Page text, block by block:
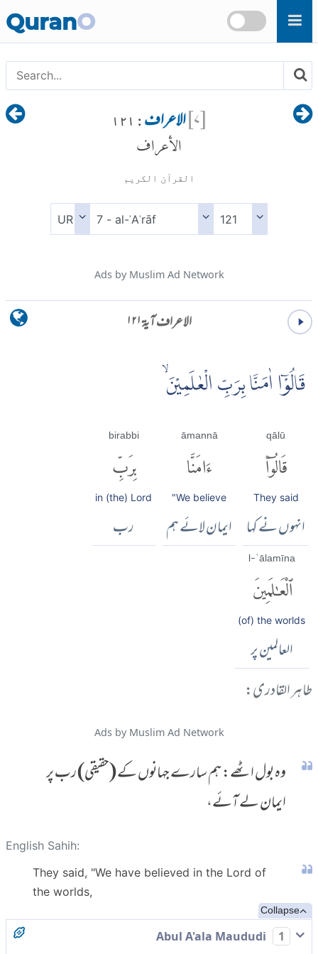
Skip to main content
QuranO
[۷]الاعراف : ۱۲۱
الأعراف
القرآن الكريم
Ads by Muslim Ad Network
الاعراف آية ۱۲۱
قَالُوْۤا اٰمَنَّا بِرَبِّ الْعٰلَمِيْنَ ۙ
qālū
قَالُوٓا۟
They said
انہوں نے کہا
āmannā
ءَامَنَّا
"We believe
ایمان لائے ہم
birabbi
بِرَبِّ
in (the) Lord
رب
l-ʿālamīna
ٱلْعَٰلَمِينَ
(of) the worlds
العالمین پر
طاہر القادری:
Ads by Muslim Ad Network
وہ بول اٹھے: ہم سارے جہانوں کے (حقیقی) رب پر
ایمان لے آئے،
English Sahih:
They said, "We have believed in the Lord of
the worlds,
Collapse
1